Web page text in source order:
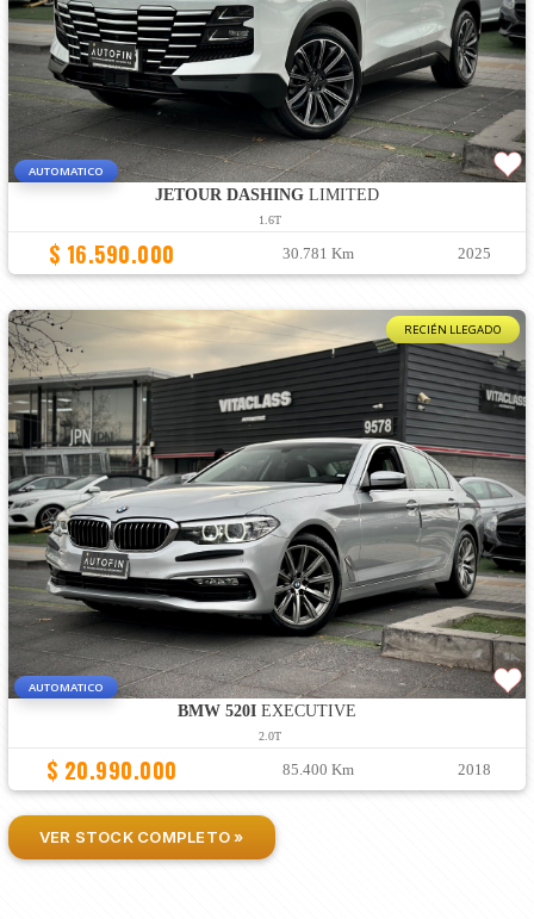
AUTOMATICO
JETOUR DASHINGLIMITED
1.6T
$ 16.590.000 30.781 Km 2025
RECIÉN LLEGADO
AUTOMATICO
BMW 520IEXECUTIVE
2.0T
$ 20.990.000 85.400 Km 2018
VER STOCK COMPLETO »